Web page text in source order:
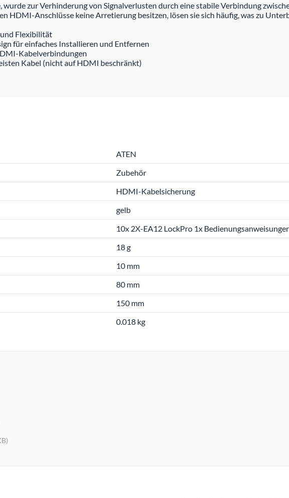
wurde zur Verhinderung von Signalverlusten durch eine stabile Verbindung
HDMI-Anschlüsse keine Arretierung besitzen, lösen sie sich häufig, was zu
Flexibilität
für einfaches Installieren und Entfernen
Kabelverbindungen
Kabel (nicht auf HDMI beschränkt)
ATEN
Zubehör
HDMI-Kabelsicherung
gelb
10x 2X-EA12 LockPro 1x
18 g
10 mm
80 mm
150 mm
0.018 kg